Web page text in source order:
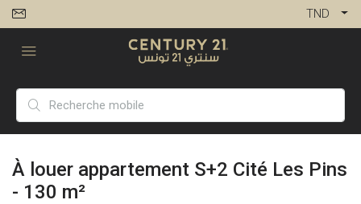
TND
À louer appartement S+2 Cité Les Pins
- 130 m²